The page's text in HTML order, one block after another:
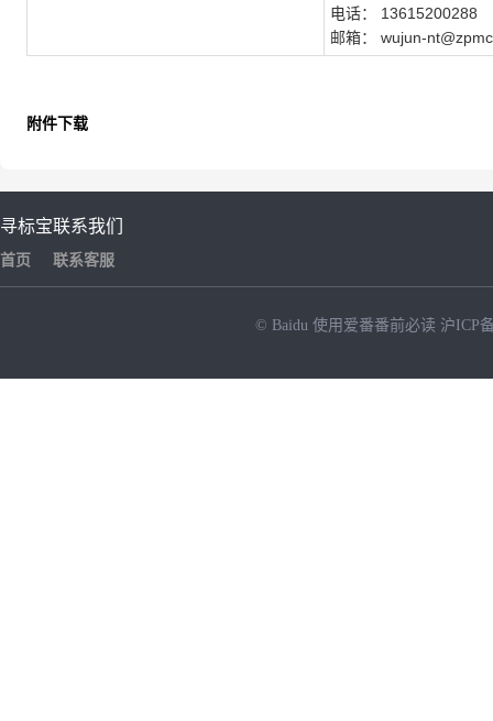
电话：
13615200288
邮箱：
wujun-
附件下载
寻标宝
首页
联系我们
联系客服
© Baidu 使用爱番番前必读 沪ICP